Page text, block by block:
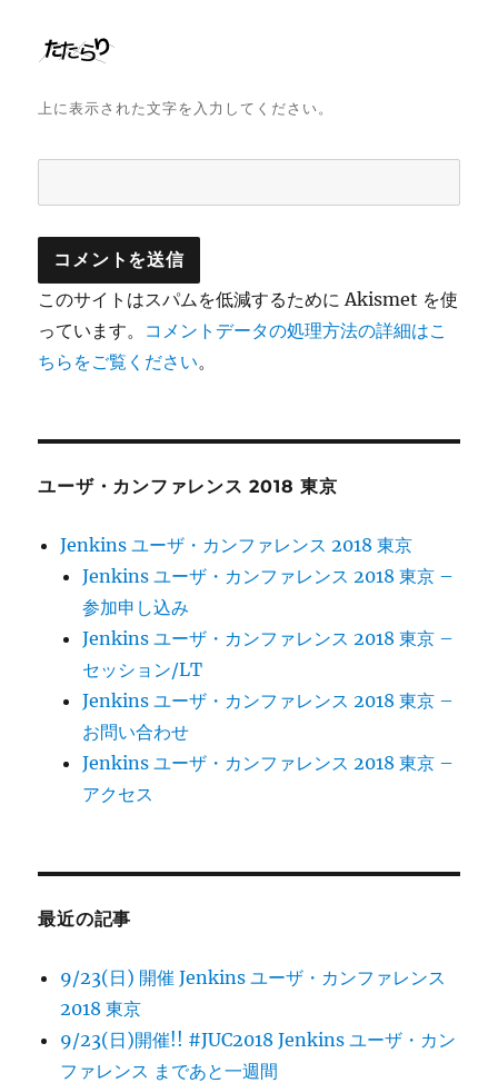
上に表示された文字を入力してください。
このサイトはスパムを低減するために Akismet を使
っています。 コメントデータの処理方法の詳細はこ
ちらをご覧ください。
ユーザ・カンファレンス 2018 東京
Jenkins ユーザ・カンファレンス 2018 東京
Jenkins ユーザ・カンファレンス 2018 東京 –
参加申し込み
Jenkins ユーザ・カンファレンス 2018 東京 –
セッション/LT
Jenkins ユーザ・カンファレンス 2018 東京 –
お問い合わせ
Jenkins ユーザ・カンファレンス 2018 東京 –
アクセス
最近の記事
9/23(日) 開催 Jenkins ユーザ・カンファレンス
2018 東京
9/23(日)開催!! #JUC2018 Jenkins ユーザ・カン
ファレンス まであと一週間